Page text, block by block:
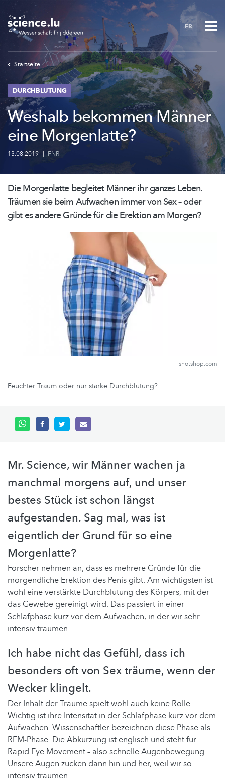
to
main
content
FR
Startseite
DURCHBLUTUNG
Weshalb bekommen Männer
eine Morgenlatte?
13.08.2019 | FNR
Die Morgenlatte begleitet Männer ihr ganzes Leben.
Träumen sie beim Aufwachen immer von Sex – oder
gibt es andere Gründe für die Erektion am Morgen?
shotshop.com
Feuchter Traum oder nur starke Durchblutung?
Mr. Science, wir Männer wachen ja
manchmal morgens auf, und unser
bestes Stück ist schon längst
aufgestanden. Sag mal, was ist
eigentlich der Grund für so eine
Morgenlatte?
Forscher nehmen an, dass es mehrere Gründe für die
morgendliche Erektion des Penis gibt. Am wichtigsten ist
wohl eine verstärkte Durchblutung des Körpers, mit der
das Gewebe gereinigt wird. Das passiert in einer
Schlafphase kurz vor dem Aufwachen, in der wir sehr
intensiv träumen.
Ich habe nicht das Gefühl, dass ich
besonders oft von Sex träume, wenn der
Wecker klingelt.
Der Inhalt der Träume spielt wohl auch keine Rolle.
Wichtig ist ihre Intensität in der Schlafphase kurz vor dem
Aufwachen. Wissenschaftler bezeichnen diese Phase als
REM-Phase. Die Abkürzung ist englisch und steht für
Rapid Eye Movement – also schnelle Augenbewegung.
Unsere Augen zucken dann hin und her, weil wir so
intensiv träumen.